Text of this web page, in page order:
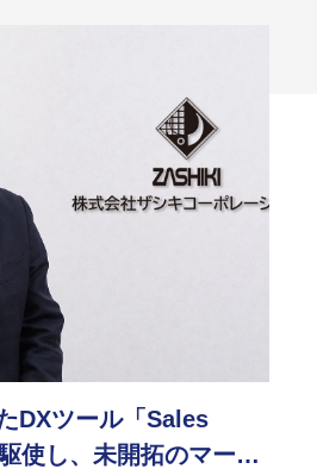
DXツール「Sales
使し、未開拓のマーケ